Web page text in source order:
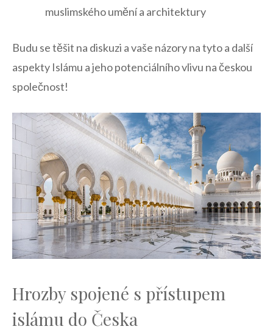
muslimského ​umění a architektury
Budu se​ těšit na diskuzi a vaše názory ‌na tyto a⁢ další
aspekty Islámu a⁢ jeho potenciálního vlivu na českou
společnost!
Hrozby spojené⁢ s‌ přístupem
islámu do Česka